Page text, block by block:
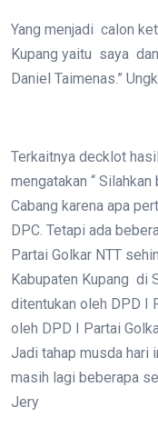
Yang menjadi calon
Kupang yaitu saya
Daniel Taimenas.”
Terkaitnya decklot
mengatakan “
Cabang karena apa
DPC. Tetapi ada
Partai Golkar NTT
Kabupaten Kupang di
ditentukan oleh DPD I
oleh DPD I Partai
Jadi tahap musda hari
masih lagi beberapa
Jery